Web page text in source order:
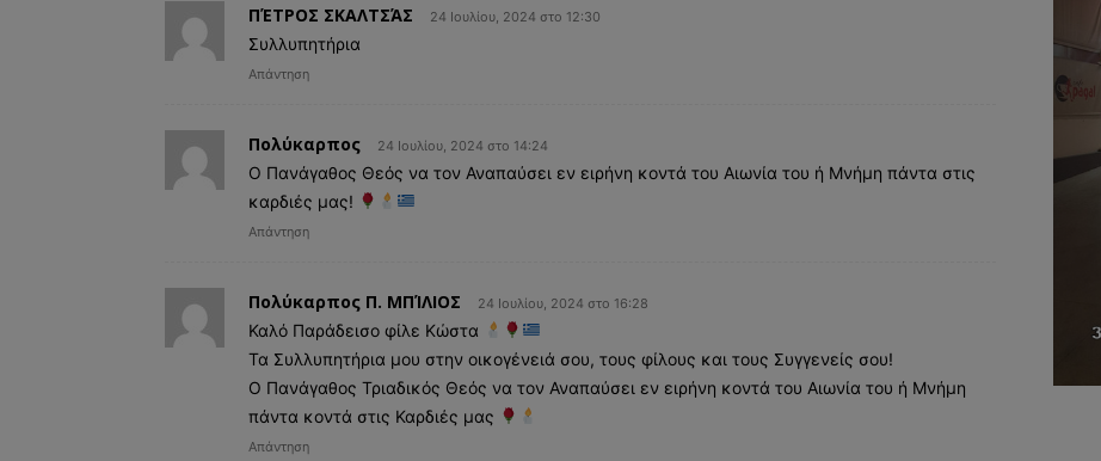
ΠΈΤΡΟΣ ΣΚΑΛΤΣΆΣ 24 Ιουλίου, 2024 στο 12:30
Συλλυπητήρια
Απάντηση
Πολύκαρπος 24 Ιουλίου, 2024 στο 14:24
Ο Πανάγαθος Θεός να τον Αναπαύσει εν ειρήνη κοντά του Αιωνία του ή Μνήμη πάντα στις
καρδιές μας!
Απάντηση
Πολύκαρπος Π. ΜΠΊΛΙΟΣ 24 Ιουλίου, 2024 στο 16:28
Καλό Παράδεισο φίλε Κώστα
Τα Συλλυπητήρια μου στην οικογένειά σου, τους φίλους και τους Συγγενείς σου!
Ο Πανάγαθος Τριαδικός Θεός να τον Αναπαύσει εν ειρήνη κοντά του Αιωνία του ή Μνήμη
πάντα κοντά στις Καρδιές μας
Απάντηση